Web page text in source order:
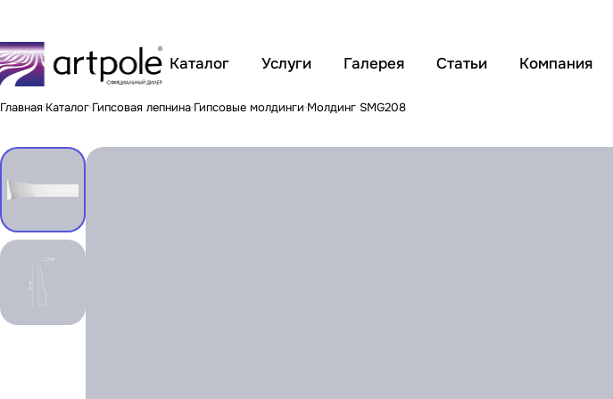
Каталог Услуги Галерея Статьи Компания
Главная Каталог Гипсовая лепнина Гипсовые молдинги Молдинг SMG208